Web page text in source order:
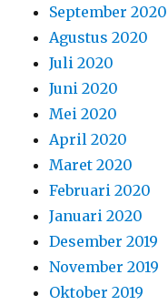
September 2020
Agustus 2020
Juli 2020
Juni 2020
Mei 2020
April 2020
Maret 2020
Februari 2020
Januari 2020
Desember 2019
November 2019
Oktober 2019